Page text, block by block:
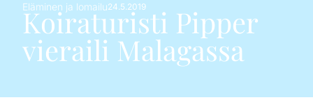
Eläminen ja lomailu24.5.2019
Koiraturisti Pipper
vieraili Malagassa